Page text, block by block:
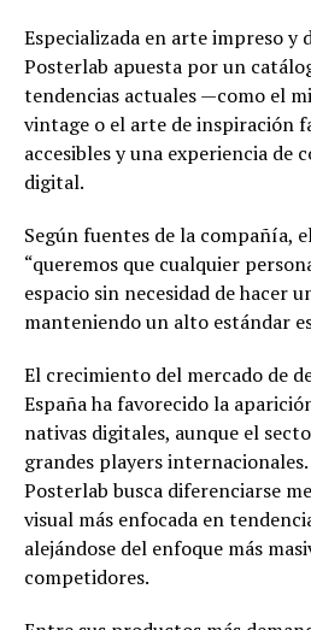
Especializada en arte impreso y
Posterlab apuesta por un
tendencias actuales —como el
vintage o el arte de inspiración
accesibles y una experiencia de
digital.
Según fuentes de la compañía,
“queremos que cualquier
espacio sin necesidad de hacer
manteniendo un alto estándar
El crecimiento del mercado de
España ha favorecido la
nativas digitales, aunque el
grandes players
Posterlab busca diferenciarse
visual más enfocada en
alejándose del enfoque más
competidores.